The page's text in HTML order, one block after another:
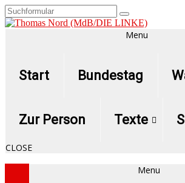
Menu
Start Bundestag
Zur Person Texte
CLOSE
Menu